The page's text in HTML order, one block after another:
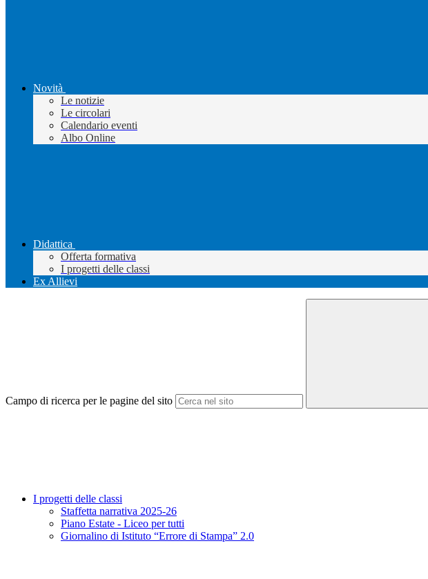
Novità
Le notizie
Le circolari
Calendario eventi
Albo Online
Didattica
Offerta formativa
I progetti delle classi
Ex Allievi
Campo di ricerca per le pagine del sito
I progetti delle classi
Staffetta narrativa 2025-26
Piano Estate - Liceo per tutti
Giornalino di Istituto “Errore di Stampa” 2.0